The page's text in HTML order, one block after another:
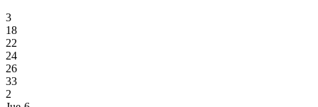
3
18
22
24
26
33
2